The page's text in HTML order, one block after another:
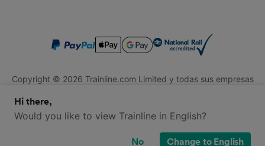
Copyright © 2026 Trainline.com Limited y todas sus empresas
Trainline.com Limited está registrada en Inglaterra y Gales.
Compañía No. 3846791. Dirección: 1 Stonecutter St, Londres
Hi there,
Would you like to view Trainline in English?
No Change to English